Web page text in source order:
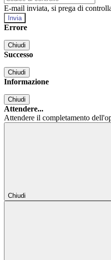
E-mail inviata, si prega di
Errore
Chiudi
Successo
Chiudi
Informazione
Chiudi
Attendere...
Attendere il completamento
Chiudi